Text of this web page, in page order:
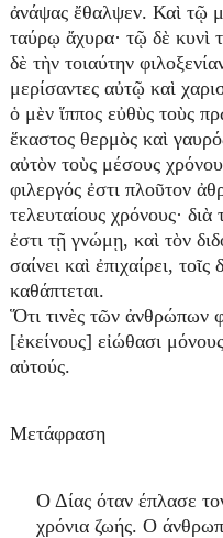
ἀνάψας ἔθαλψεν. Καὶ τῷ
ταύρῳ ἄχυρα· τῷ δὲ κυνὶ
δὲ τὴν τοιαύτην
μερίσαντες αὐτῷ καὶ
ὁ μὲν ἵππος εὐθὺς τοὺς
ἕκαστος θερμὸς καὶ
αὐτὸν τοὺς μέσους
φιλεργός ἐστι πλοῦτον
τελευταίους χρόνους·
ἐστι τῇ γνώμῃ, καὶ τὸν
σαίνει καὶ ἐπιχαίρει,
καθάπτεται.
Ὅτι τινὲς τῶν ἀνθρώπων
[ἐκείνους] εἰώθασι
αὐτούς.
Μετάφραση
Ο Δίας όταν έπλασε
χρόνια ζωής. Ο